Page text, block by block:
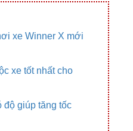
xe Winner X mới
xe tốt nhất cho
độ giúp tăng tốc